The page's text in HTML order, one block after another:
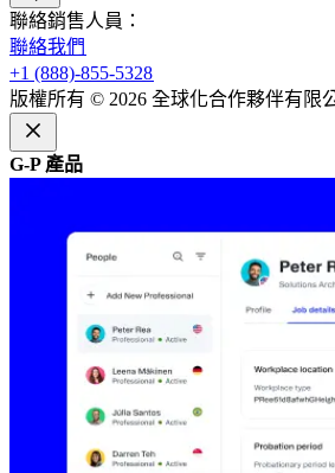
聯絡銷售人員：​​
聯絡我們​​
+1 (888)-855-5328​​
版權所有 © 2026 全球化合作夥伴有限
G-P 產品​​